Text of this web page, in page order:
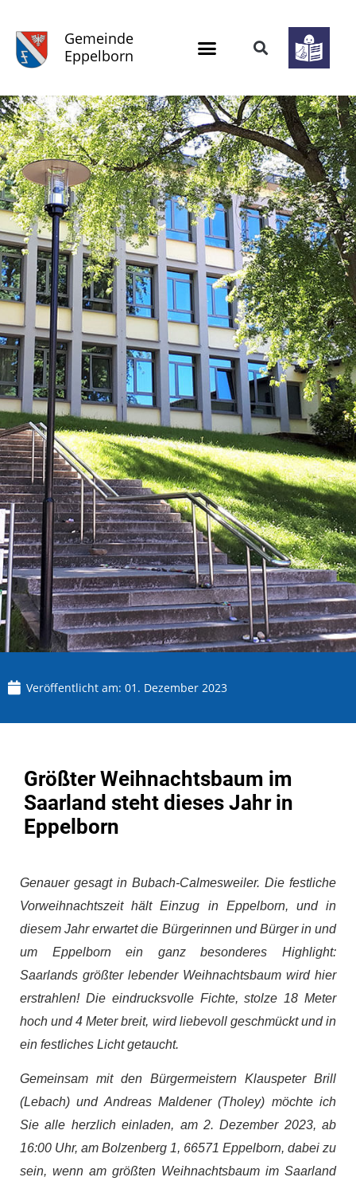
Gemeinde
Eppelborn
Veröffentlicht am: 01. Dezember 2023
Größter Weihnachtsbaum im
Saarland steht dieses Jahr in
Eppelborn
Genauer gesagt in Bubach-Calmesweiler. Die festliche
Vorweihnachtszeit hält Einzug in Eppelborn, und in
diesem Jahr erwartet die Bürgerinnen und Bürger in und
um Eppelborn ein ganz besonderes Highlight:
Saarlands größter lebender Weihnachtsbaum wird hier
erstrahlen! Die eindrucksvolle Fichte, stolze 18 Meter
hoch und 4 Meter breit, wird liebevoll geschmückt und in
ein festliches Licht getaucht.
Gemeinsam mit den Bürgermeistern Klauspeter Brill
(Lebach) und Andreas Maldener (Tholey) möchte ich
Sie alle herzlich einladen, am 2. Dezember 2023, ab
16:00 Uhr, am Bolzenberg 1, 66571 Eppelborn, dabei zu
sein, wenn am größten Weihnachtsbaum im Saarland